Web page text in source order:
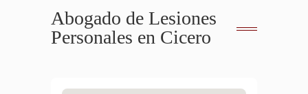
Abogado de Lesiones
Personales en Cicero